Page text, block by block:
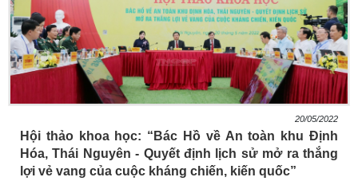
20/05/2022
Hội thảo khoa học: “Bác Hồ về An toàn khu Định
Hóa, Thái Nguyên - Quyết định lịch sử mở ra thắng
lợi vẻ vang của cuộc kháng chiến, kiến quốc”